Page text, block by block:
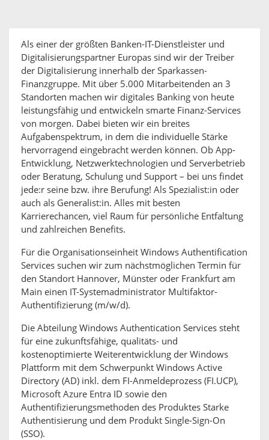
Als einer der größten Banken-IT-Dienstleister und
Digitalisierungspartner Europas sind wir der Treiber
der Digitalisierung innerhalb der Sparkassen-
Finanzgruppe. Mit über 5.000 Mitarbeitenden an 3
Standorten machen wir digitales Banking von heute
leistungsfähig und entwickeln smarte Finanz-Services
von morgen. Dabei bieten wir ein breites
Aufgabenspektrum, in dem die individuelle Stärke
hervorragend eingebracht werden können. Ob App-
Entwicklung, Netzwerktechnologien und Serverbetrieb
oder Beratung, Schulung und Support – bei uns findet
jede:r seine bzw. ihre Berufung! Als Spezialist:in oder
auch als Generalist:in. Alles mit besten
Karrierechancen, viel Raum für persönliche Entfaltung
und zahlreichen Benefits.
Für die Organisationseinheit Windows Authentification
Services suchen wir zum nächstmöglichen Termin für
den Standort Hannover, Münster oder Frankfurt am
Main einen IT-Systemadministrator Multifaktor-
Authentifizierung (m/w/d).
Die Abteilung Windows Authentication Services steht
für eine zukunftsfähige, qualitäts- und
kostenoptimierte Weiterentwicklung der Windows
Plattform mit dem Schwerpunkt Windows Active
Directory (AD) inkl. dem FI-Anmeldeprozess (FI.UCP),
Microsoft Azure Entra ID sowie den
Authentifizierungsmethoden des Produktes Starke
Authentisierung und dem Produkt Single-Sign-On
(SSO).